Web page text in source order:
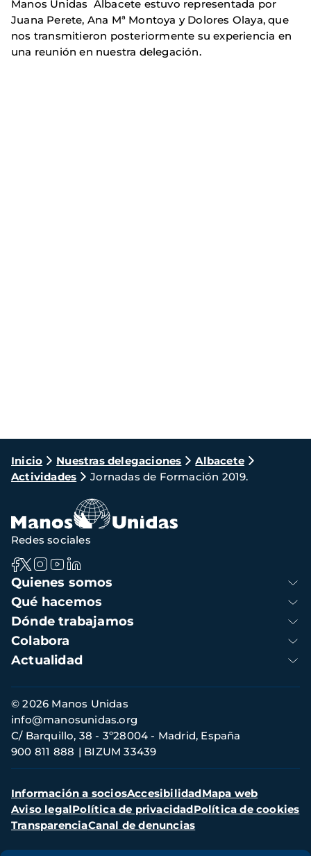
Manos Unidas Albacete estuvo representada por
Juana Perete, Ana Mª Montoya y Dolores Olaya, que
nos transmitieron posteriormente su experiencia en
una reunión en nuestra delegación.
Ruta
de
navegación
Inicio Nuestras delegaciones
Albacete
Actividades
Jornadas de Formación 2019.
Navegación
principal
Quienes somos
Qué hacemos
Dónde trabajamos
Colabora
Actualidad
Redes sociales
Información
de
contacto
© 2026 Manos Unidas
C/ Barquillo, 38 - 3º28004 - Madrid, España
900 811 888
BIZUM 33439
info@manosunidas.org
Menú
secundario
Información a sociosAccesibilidadMapa web
Aviso legalPolítica de privacidadPolítica de cookies
TransparenciaCanal de denuncias